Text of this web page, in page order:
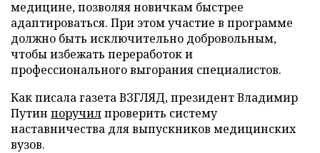
медицине, позволяя новичкам быстрее
адаптироваться. При этом участие в программе
должно быть исключительно добровольным,
чтобы избежать переработок и
профессионального выгорания специалистов.
Как писала газета ВЗГЛЯД, президент Владимир
Путин поручилпроверить систему
наставничества для выпускников медицинских
вузов.